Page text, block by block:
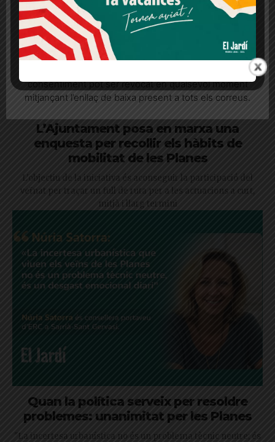
L’Ajuntament posa en marxa una
enquesta per recollir els hàbits de
mobilitat de les Planes
L'objectiu de la iniciativa és aconseguir la participació del
veïnat per traçar un full de ruta per a les actuacions a curt,
mitjà i llarg termini
Quan la política serveix per resoldre
problemes: unanimitat per les Planes
"La incertesa urbanística no és un problema tècnic neutre; és
Més informació Acceptar Rebutjar tot
Quan l’usuari crea un compte al Diari el Jardí, dona el
seu consentiment explícit per rebre comunicacions
consentiment pot ser revocat en qualsevol moment
mitjançant l’enllaç de baixa present a tots els correus.